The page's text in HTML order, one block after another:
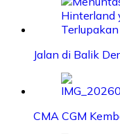
Jalan di Balik
CMA CGM